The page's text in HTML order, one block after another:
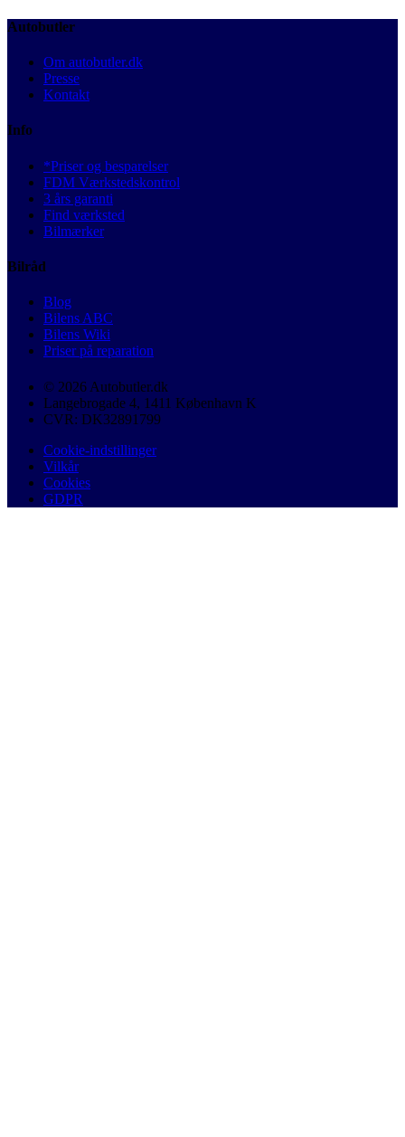
Autobutler
Om autobutler.dk
Presse
Kontakt
Info
*Priser og besparelser
FDM Værkstedskontrol
3 års garanti
Find værksted
Bilmærker
Bilråd
Blog
Bilens ABC
Bilens Wiki
Priser på reparation
© 2026 Autobutler.dk
Langebrogade 4, 1411 København K
CVR: DK32891799
Cookie-indstillinger
Vilkår
Cookies
GDPR